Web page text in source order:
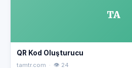
TA
QR Kod Oluşturucu
tamtr.com · 👁 24